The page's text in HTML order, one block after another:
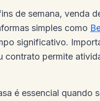
de semana, venda
simples como
significativo.
contrato permite
é essencial quando